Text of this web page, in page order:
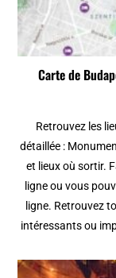
Carte de
Retrouvez les
détaillée :
et lieux où sortir.
ligne ou vous
ligne. Retrouvez
intéressants ou